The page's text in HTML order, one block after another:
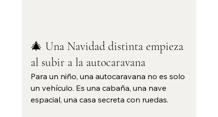
🎄 Una Navidad distinta empieza
al subir a la autocaravana
Para un niño, una autocaravana no es solo
un vehículo. Es una cabaña, una nave
espacial, una casa secreta con ruedas.